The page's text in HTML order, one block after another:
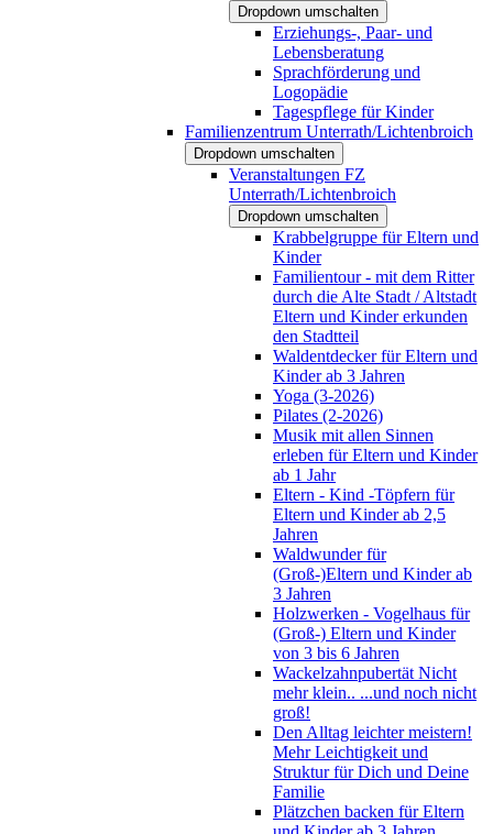
Dropdown umschalten
Erziehungs-, Paar- und
Lebensberatung
Sprachförderung und
Logopädie
Tagespflege für Kinder
Familienzentrum Unterrath/Lichtenbroich
Dropdown umschalten
Veranstaltungen FZ
Unterrath/Lichtenbroich
Dropdown umschalten
Krabbelgruppe für Eltern und
Kinder
Familientour - mit dem Ritter
durch die Alte Stadt / Altstadt
Eltern und Kinder erkunden
den Stadtteil
Waldentdecker für Eltern und
Kinder ab 3 Jahren
Yoga (3-2026)
Pilates (2-2026)
Musik mit allen Sinnen
erleben für Eltern und Kinder
ab 1 Jahr
Eltern - Kind -Töpfern für
Eltern und Kinder ab 2,5
Jahren
Waldwunder für
(Groß-)Eltern und Kinder ab
3 Jahren
Holzwerken - Vogelhaus für
(Groß-) Eltern und Kinder
von 3 bis 6 Jahren
Wackelzahnpubertät Nicht
mehr klein.. ...und noch nicht
groß!
Den Alltag leichter meistern!
Mehr Leichtigkeit und
Struktur für Dich und Deine
Familie
Plätzchen backen für Eltern